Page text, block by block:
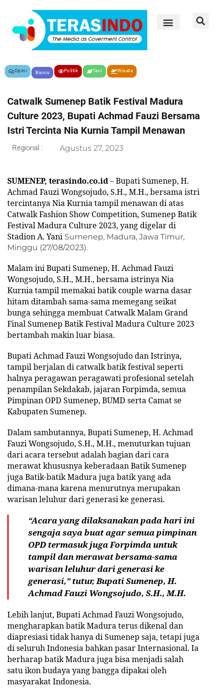
Opini Bisnis Politik Tani Wisata
Catwalk Sumenep Batik Festival Madura
Culture 2023, Bupati Achmad Fauzi Bersama
Istri Tercinta Nia Kurnia Tampil Menawan
Regional : Agustus 27, 2023
SUMENEP, terasindo.co.id– Bupati Sumenep, H.
Achmad Fauzi Wongsojudo, S.H., M.H., bersama istri
tercintanya Nia Kurnia tampil menawan di atas
Catwalk Fashion Show Competition, Sumenep Batik
Festival Madura Culture 2023, yang digelar di
Stadion A. Yani Sumenep, Madura, Jawa Timur,
Minggu (27/08/2023).
Malam ini Bupati Sumenep, H. Achmad Fauzi
Wongsojudo, S.H., M.H., bersama istrinya Nia
Kurnia tampil memakai batik couple warna dasar
hitam ditambah sama-sama memegang seikat
bunga sehingga membuat Catwalk Malam Grand
Final Sumenep Batik Festival Madura Culture 2023
bertambah makin luar biasa.
Bupati Achmad Fauzi Wongsojudo dan Istrinya,
tampil berjalan di catwalk batik festival seperti
halnya peragawan peragawati profesional setelah
penampilan Sekdakab, jajaran Forpimda, semua
Pimpinan OPD Sumenep, BUMD serta Camat se
Kabupaten Sumenep.
Dalam sambutannya, Bupati Sumenep, H. Achmad
Fauzi Wongsojudo, S.H., M.H., menuturkan tujuan
dari acara tersebut adalah bagian dari cara
merawat khususnya keberadaan Batik Sumenep
juga Batik-batik Madura juga batik yang ada
dimana-mana karena menurutnya merupakan
warisan leluhur dari generasi ke generasi.
“Acara yang dilaksanakan pada hari ini
sengaja saya buat agar semua pimpinan
OPD termasuk juga Forpimda untuk
tampil dan merawat bersama-sama
warisan leluhur dari generasi ke
generasi,” tutur, Bupati Sumenep, H.
Achmad Fauzi Wongsojudo, S.H., M.H.
Lebih lanjut, Bupati Achmad Fauzi Wongsojudo,
mengharapkan batik Madura terus dikenal dan
diapresiasi tidak hanya di Sumenep saja, tetapi juga
di seluruh Indonesia bahkan pasar Internasional. Ia
berharap batik Madura juga bisa menjadi salah
satu ikon budaya yang bangga dipakai oleh
masyarakat Indonesia.